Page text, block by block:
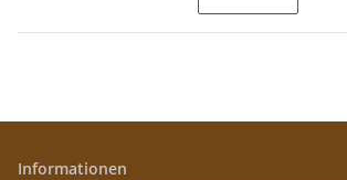
Informationen